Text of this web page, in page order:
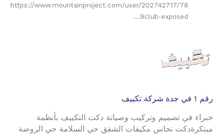
https://www.mountainproject.com/user/202742717/78
9club-exposed…
رقم 1 في جدة شركة تكييف
خبراء في تصميم وتركيب وصيانة دكت التكييف بأنظمة
مبتكرةدكت نحاس مكيفات الشقق حي السلامة حي الروضة